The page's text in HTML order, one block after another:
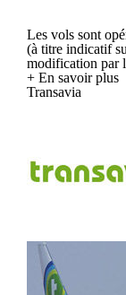
Les vols sont
(à titre indicatif
modification par
+ En savoir plus
Transavia